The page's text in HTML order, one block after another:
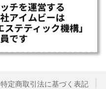
特定商取引法に基づく表記